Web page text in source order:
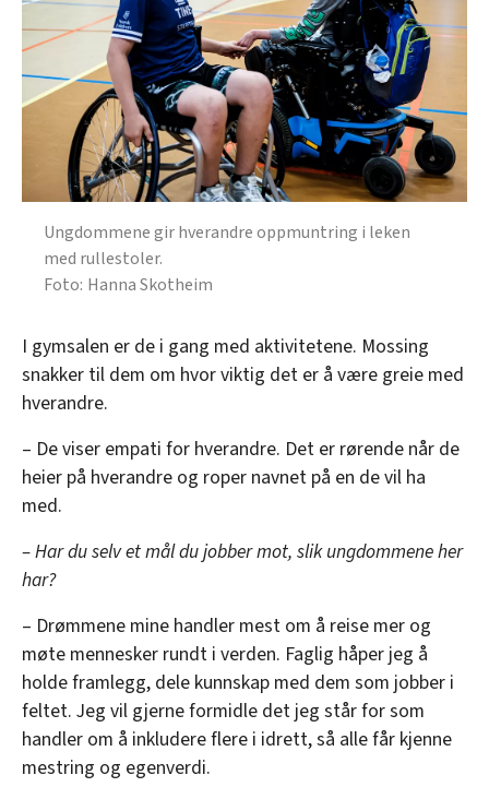
Ungdommene gir hverandre oppmuntring i leken
med rullestoler.
Hanna Skotheim
I gymsalen er de i gang med aktivitetene. Mossing
snakker til dem om hvor viktig det er å være greie med
hverandre.
– De viser empati for hverandre. Det er rørende når de
heier på hverandre og roper navnet på en de vil ha
med.
– Har du selv et mål du jobber mot, slik ungdommene her
har?
– Drømmene mine handler mest om å reise mer og
møte mennesker rundt i verden. Faglig håper jeg å
holde framlegg, dele kunnskap med dem som jobber i
feltet. Jeg vil gjerne formidle det jeg står for som
handler om å inkludere flere i idrett, så alle får kjenne
mestring og egenverdi.